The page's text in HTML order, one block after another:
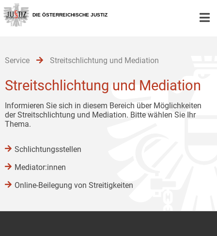
Zur
Hauptnavigation
[1]
Zum
Inhalt
[2]
Zum
Untermenü
[3]
DIE ÖSTERREICHISCHE JUSTIZ
Service Streitschlichtung und Mediation
Streitschlichtung und Mediation
Informieren Sie sich in diesem Bereich über Möglichkeiten
der Streitschlichtung und Mediation. Bitte wählen Sie Ihr
Thema.
Schlichtungsstellen
Mediator:innen
Online-Beilegung von Streitigkeiten